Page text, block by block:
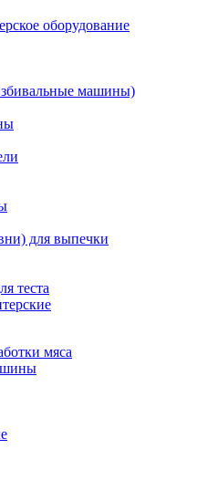
оборудование
машины)
для выпечки
теста
мяса